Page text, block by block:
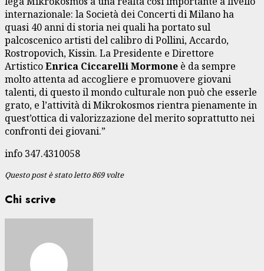
internazionale: la Società dei Concerti di Milano ha
quasi 40 anni di storia nei quali ha portato sul
palcoscenico artisti del calibro di Pollini, Accardo,
Rostropovich, Kissin. La Presidente e Direttore
ArtisticoEnrica Ciccarelli Mormone è da sempre
molto attenta ad accogliere e promuovere giovani
talenti, di questo il mondo culturale non può che esserle
grato, e l’attività di Mikrokosmos rientra pienamente in
quest’ottica di valorizzazione del merito soprattutto nei
confronti dei giovani.”
info 347.4310058
Questo post è stato letto 869 volte
Chi scrive